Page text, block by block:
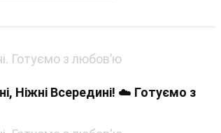
Ніжні Всередині! ☁️ Готуємо з